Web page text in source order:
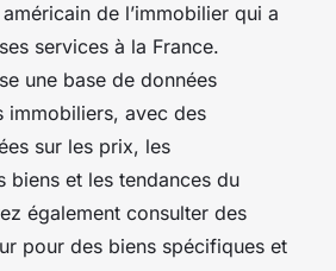
de l’immobilier qui a
services à la France.
une base de données
immobiliers, avec des
sur les prix, les
biens et les tendances du
également consulter des
pour des biens spécifiques et